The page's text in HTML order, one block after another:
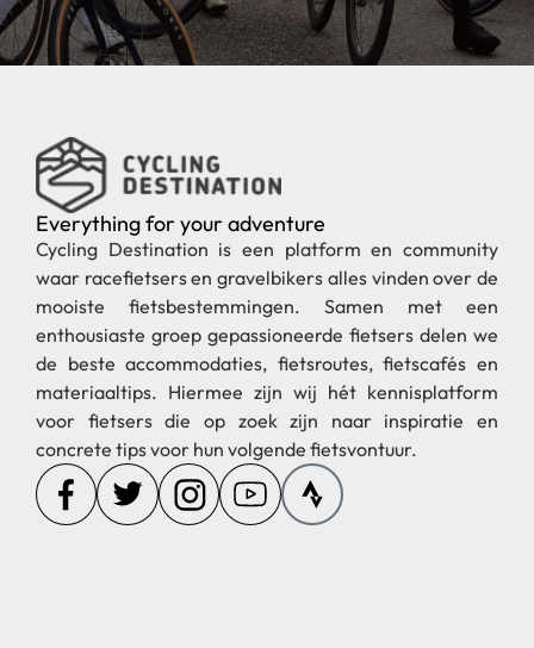
Everything for your adventure
Cycling Destination is een platform en community
waar racefietsers en gravelbikers alles vinden over de
mooiste fietsbestemmingen. Samen met een
enthousiaste groep gepassioneerde fietsers delen we
de beste accommodaties, fietsroutes, fietscafés en
materiaaltips. Hiermee zijn wij hét kennisplatform
voor fietsers die op zoek zijn naar inspiratie en
concrete tips voor hun volgende fietsvontuur.